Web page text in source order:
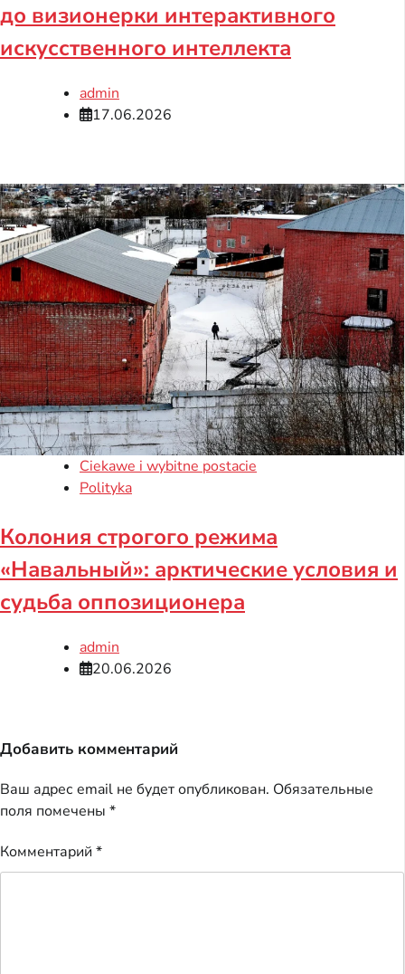
до визионерки интерактивного
искусственного интеллекта
admin
17.06.2026
Ciekawe i wybitne postacie
Polityka
Колония строгого режима
«Навальный»: арктические условия и
судьба оппозиционера
admin
20.06.2026
Добавить комментарий
Ваш адрес email не будет опубликован. Обязательные
поля помечены *
Комментарий *